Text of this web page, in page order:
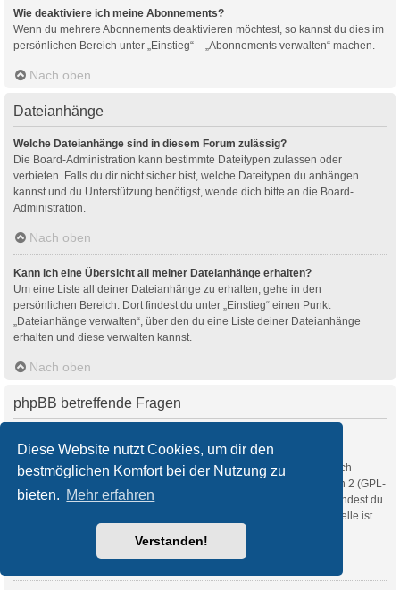
Diese Website nutzt Cookies, um dir den
bestmöglichen Komfort bei der Nutzung zu
bieten. Mehr erfahren
Verstanden!
Wie deaktiviere ich meine Abonnements?
Wenn du mehrere Abonnements deaktivieren möchtest, so kannst du dies im
persönlichen Bereich unter „Einstieg“ – „Abonnements verwalten“ machen.
Nach oben
Dateianhänge
Welche Dateianhänge sind in diesem Forum zulässig?
Die Board-Administration kann bestimmte Dateitypen zulassen oder
verbieten. Falls du dir nicht sicher bist, welche Dateitypen du anhängen
kannst und du Unterstützung benötigst, wende dich bitte an die Board-
Administration.
Nach oben
Kann ich eine Übersicht all meiner Dateianhänge erhalten?
Um eine Liste all deiner Dateianhänge zu erhalten, gehe in den
persönlichen Bereich. Dort findest du unter „Einstieg“ einen Punkt
„Dateianhänge verwalten“, über den du eine Liste deiner Dateianhänge
erhalten und diese verwalten kannst.
Nach oben
phpBB betreffende Fragen
Diese Software (in ihrer unmodifizierten Fassung) wurde von
phpBB Limited
entwickelt und veröffentlicht. Sie ist urheberrechtlich
geschützt. Sie wurde unter der GNU General Public License, Version 2 (GPL-
2.0) veröffentlicht und kann frei vertrieben werden. Weitere Details findest du
. Eine deutschsprachige Anlaufstelle ist